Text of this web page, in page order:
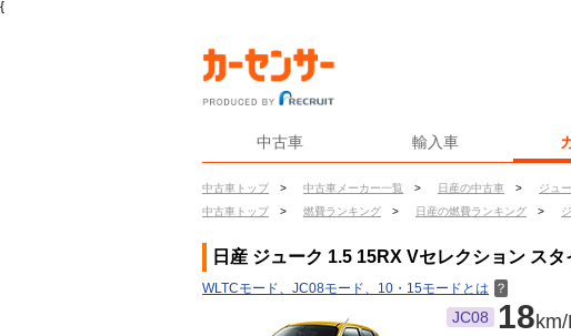
{
中古車 輸入車
中古車トップ > 中古車メーカー一覧 > 日産の中古車 > ジュ
中古車トップ
> 燃費ランキング > 日産の燃費ランキング >
日産 ジューク 1.5 15RX Vセレクション ス
WLTCモード、JC08モード、10・15モードとは ？
JC08 18